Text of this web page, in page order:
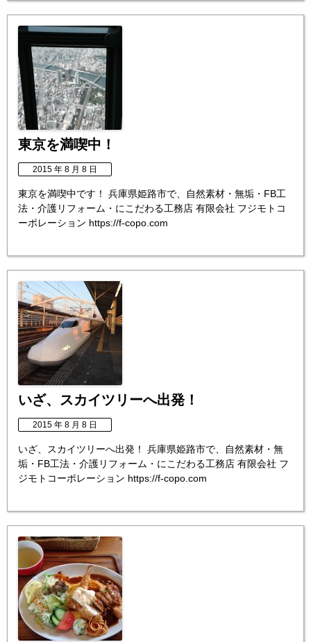
東京を満喫中！
2015 年 8 月 8 日
東京を満喫中です！ 兵庫県姫路市で、自然素材・無垢・FB工
法・介護リフォーム・にこだわる工務店 有限会社 フジモトコ
ーポレーション https://f-copo.com
いざ、スカイツリーへ出発！
2015 年 8 月 8 日
いざ、スカイツリーへ出発！ 兵庫県姫路市で、自然素材・無
垢・FB工法・介護リフォーム・にこだわる工務店 有限会社 フ
ジモトコーポレーション https://f-copo.com